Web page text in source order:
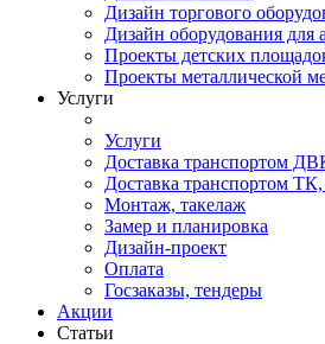
Дизайн торгового
Дизайн оборудования для
Проекты детских
Проекты металлической
Услуги
Услуги
Доставка транспортом
Доставка транспортом
Монтаж, такелаж
Замер и планировка
Дизайн-проект
Оплата
Госзаказы, тендеры
Акции
Статьи